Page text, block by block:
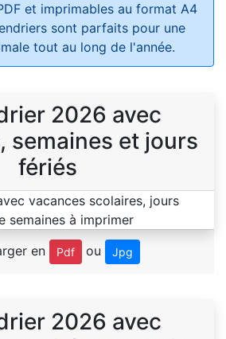
et imprimables au format A4
sont parfaits pour une
tout au long de l'année.
2026 avec
semaines et jours
fériés
en Pdf ou Jpg
2026 avec